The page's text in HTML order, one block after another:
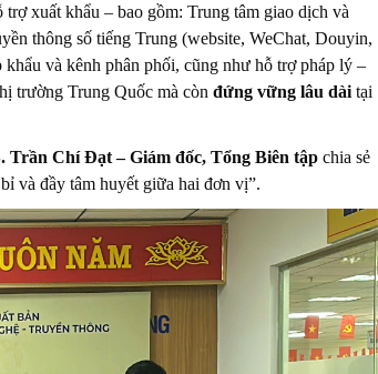
xuất khẩu – bao gồm: Trung tâm giao dịch và
thông số tiếng Trung (website, WeChat, Douyin,
và kênh phân phối, cũng như hỗ trợ pháp lý –
trường Trung Quốc mà còn đứng vững lâu dài tại
Trần Chí Đạt – Giám đốc, Tổng Biên tập chia sẻ
và đầy tâm huyết giữa hai đơn vị”.